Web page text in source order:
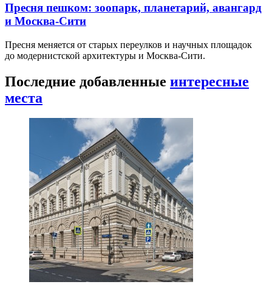
Пресня пешком: зоопарк, планетарий, авангард
и Москва-Сити
Пресня меняется от старых переулков и научных площадок
до модернистской архитектуры и Москва-Сити.
Последние добавленные интересные
места